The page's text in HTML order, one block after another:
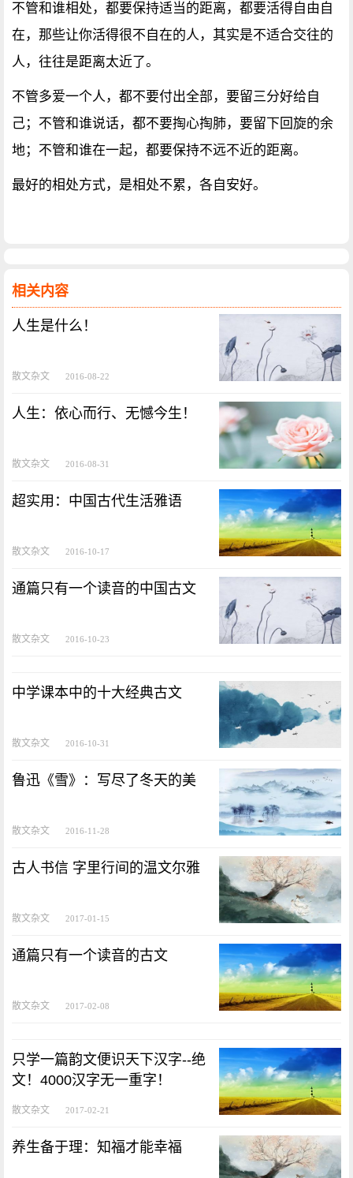
不管和谁相处，都要保持适当的距离，都要活得自由自
在，那些让你活得很不自在的人，其实是不适合交往的
人，往往是距离太近了。
不管多爱一个人，都不要付出全部，要留三分好给自
己；不管和谁说话，都不要掏心掏肺，要留下回旋的余
地；不管和谁在一起，都要保持不远不近的距离。
最好的相处方式，是相处不累，各自安好。
相关内容
人生是什么！
散文杂文 2016-08-22
人生：依心而行、无憾今生！
散文杂文 2016-08-31
超实用：中国古代生活雅语
散文杂文 2016-10-17
通篇只有一个读音的中国古文
散文杂文 2016-10-23
中学课本中的十大经典古文
散文杂文 2016-10-31
鲁迅《雪》：写尽了冬天的美
散文杂文 2016-11-28
古人书信 字里行间的温文尔雅
散文杂文 2017-01-15
通篇只有一个读音的古文
散文杂文 2017-02-08
只学一篇韵文便识天下汉字--绝
文！4000汉字无一重字！
散文杂文 2017-02-21
养生备于理：知福才能幸福